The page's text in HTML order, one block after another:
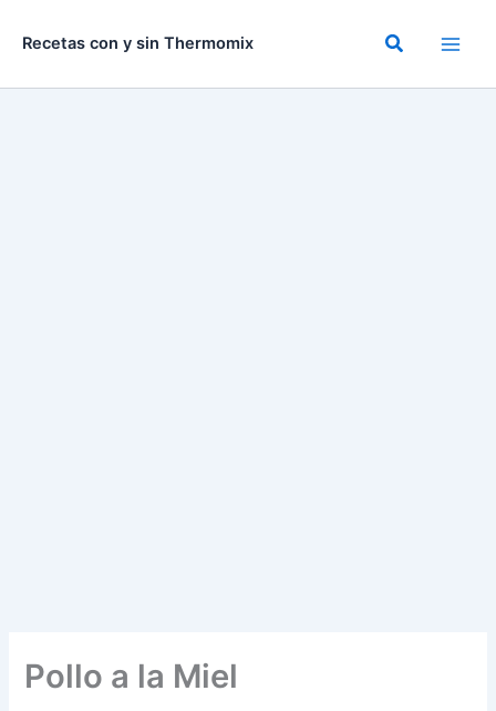
Recetas con y sin Thermomix Buscar
Pollo a la Miel